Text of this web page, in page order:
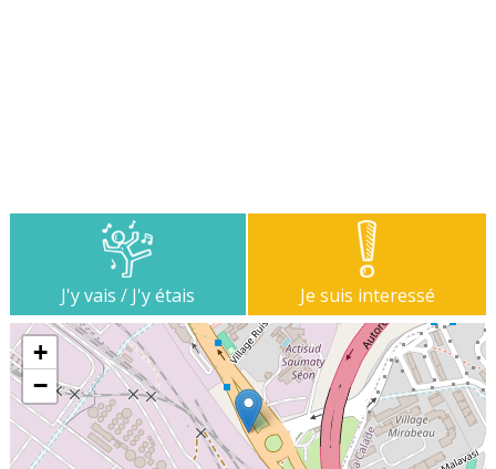
J'y vais / J'y étais Je suis interessé
+
−